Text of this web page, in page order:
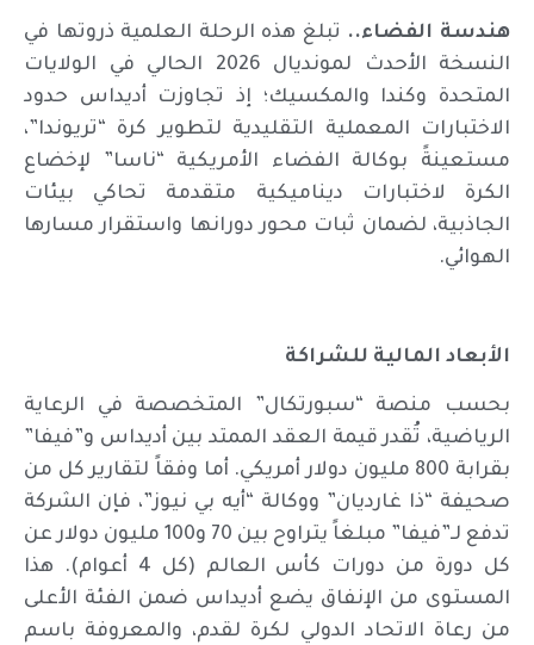
هندسة الفضاء.. تبلغ هذه الرحلة العلمية ذروتها في
النسخة الأحدث لمونديال 2026 الحالي في الولايات
المتحدة وكندا والمكسيك؛ إذ تجاوزت أديداس حدود
الاختبارات المعملية التقليدية لتطوير كرة “تريوندا”،
مستعينةً بوكالة الفضاء الأمريكية “ناسا” لإخضاع
الكرة لاختبارات ديناميكية متقدمة تحاكي بيئات
الجاذبية، لضمان ثبات محور دورانها واستقرار مسارها
الهوائي.
الأبعاد المالية للشراكة
بحسب منصة “سبورتكال” المتخصصة في الرعاية
الرياضية، تُقدر قيمة العقد الممتد بين أديداس و”فيفا”
بقرابة 800 مليون دولار أمريكي. أما وفقاً لتقارير كل من
صحيفة “ذا غارديان” ووكالة “أيه بي نيوز”، فإن الشركة
تدفع لـ”فيفا” مبلغاً يتراوح بين 70 و100 مليون دولار عن
كل دورة من دورات كأس العالم (كل 4 أعوام). هذا
المستوى من الإنفاق يضع أديداس ضمن الفئة الأعلى
من رعاة الاتحاد الدولي لكرة لقدم، والمعروفة باسم